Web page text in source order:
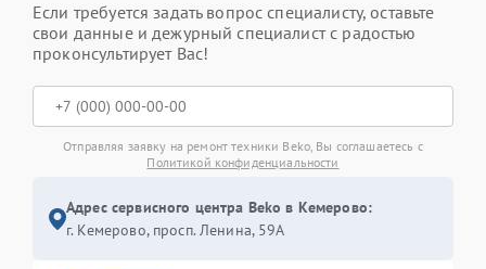
Если требуется задать вопрос специалисту, оставьте
свои данные и дежурный специалист с радостью
проконсультирует Вас!
Отправляя заявку на ремонт техники Beko, Вы соглашаетесь с
Политикой конфиденциальности
Адрес сервисного центра Beko в Кемерово:
г. Кемерово, просп. Ленина, 59А